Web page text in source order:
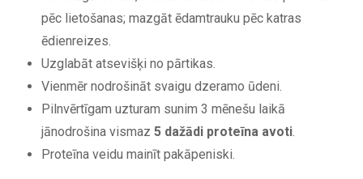
pēc lietošanas; mazgāt ēdamtrauku pēc katras
ēdienreizes.
Uzglabāt atsevišķi no pārtikas.
Vienmēr nodrošināt svaigu dzeramo ūdeni.
Pilnvērtīgam uzturam sunim 3 mēnešu laikā
jānodrošina vismaz 5 dažādi proteīna avoti
Proteīna veidu mainīt pakāpeniski.